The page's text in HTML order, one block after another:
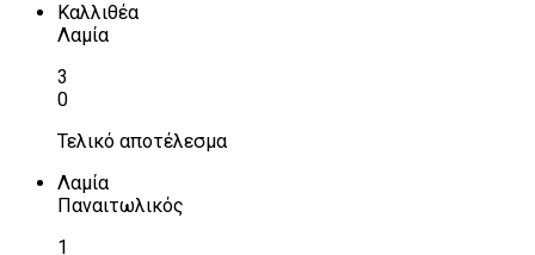
Καλλιθέα
Λαμία
3
0
Τελικό αποτέλεσμα
Λαμία
Παναιτωλικός
1